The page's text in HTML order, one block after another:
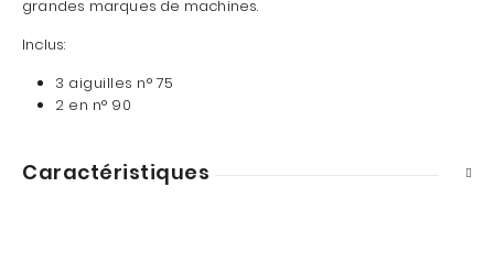
grandes marques de machines.
Inclus:
3 aiguilles n° 75
2 en n° 90
Caractéristiques